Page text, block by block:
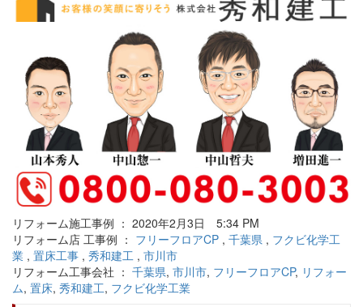
リフォーム施工事例 ： 2020年2月3日 5:34 PM
リフォーム店 工事例 ： フリーフロアCP , 千葉県 , フクビ化学工
業 , 置床工事 , 秀和建工 , 市川市
リフォーム工事会社 ： 千葉県, 市川市, フリーフロアCP, リフォー
ム, 置床, 秀和建工, フクビ化学工業